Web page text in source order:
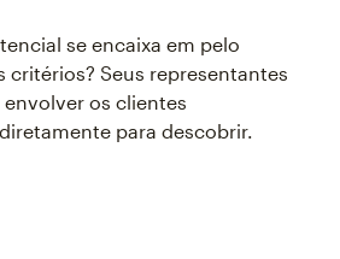
se encaixa em pelo
critérios? Seus representantes
os clientes
para descobrir.